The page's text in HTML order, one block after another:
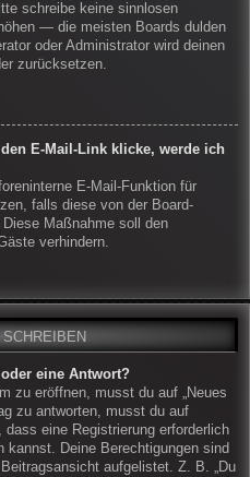
schreibe keine sinnlosen
— die meisten Boards dulden
oder Administrator wird deinen
zurücksetzen.
E-Mail-Link klicke, werde ich
E-Mail-Funktion für
falls diese von der Board-
Maßnahme soll den
verhindern.
eine Antwort?
zu eröffnen, musst du auf „Neues
zu antworten, musst du auf
eine Registrierung erforderlich
kannst. Deine Berechtigungen sind
aufgelistet. Z. B. „Du